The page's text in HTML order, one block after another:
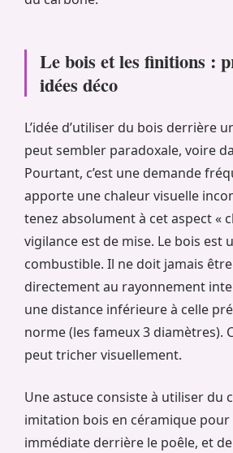
Le bois et les finitions :
idées déco
L’idée d’utiliser du bois derrière
peut sembler paradoxale, voire
Pourtant, c’est une demande
apporte une chaleur visuelle
tenez absolument à cet aspect «
vigilance est de mise. Le bois est
combustible. Il ne doit jamais
directement au rayonnement
une distance inférieure à celle
norme (les fameux 3 diamètres).
peut tricher visuellement.
Une astuce consiste à utiliser du
imitation bois en céramique pour
immédiate derrière le poêle, et